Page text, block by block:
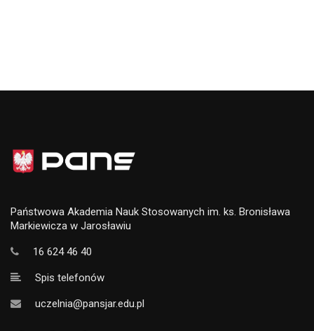
Państwowa Akademia Nauk Stosowanych im. ks. Bronisława
Markiewicza w Jarosławiu
16 624 46 40
Spis telefonów
uczelnia@pansjar.edu.pl